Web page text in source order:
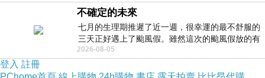
不確定的未來
七月的生理期推遲了近一週，很幸運的最不舒服的
三天正好遇上了颱風假。雖然這次的颱風假放的有
點虛，因為風雨不大，但這也是最想要的
2026-08-05
登入 註冊